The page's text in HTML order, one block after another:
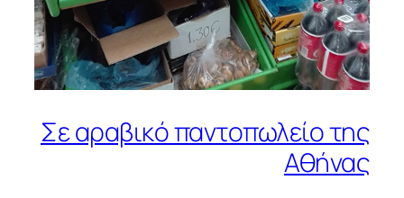
Σε αραβικό παντοπωλείο της
Αθήνας